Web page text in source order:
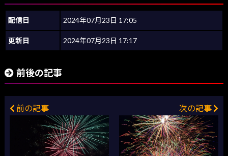
配信日 2024年07月23日 17:05
更新日 2024年07月23日 17:17
前後の記事
前の記事 次の記事